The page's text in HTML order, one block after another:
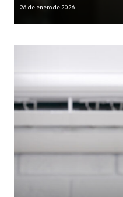
26 de enero de 2026